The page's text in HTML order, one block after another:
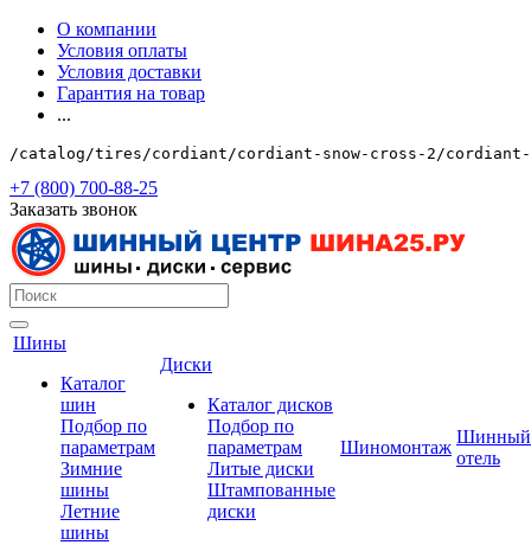
О компании
Условия оплаты
Условия доставки
Гарантия на товар
...
/catalog/tires/cordiant/cordiant-snow-cross-2/cordiant-
+7 (800) 700-88-25
Заказать звонок
Шины
Каталог
шин
Подбор по
параметрам
Зимние
шины
Летние
шины
Диски
Каталог дисков
Подбор по
параметрам
Литые диски
Штампованные
диски
Шиномонтаж
Шинный
отель